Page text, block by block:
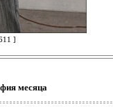
]
месяца